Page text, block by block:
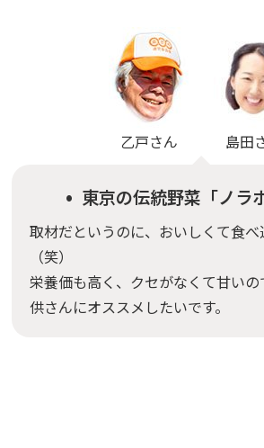
乙戸さん 島田
東京の伝統野菜「ノラ
取材だというのに、おいしくて食
（笑）
栄養価も高く、クセがなくて甘い
供さんにオススメしたいです。